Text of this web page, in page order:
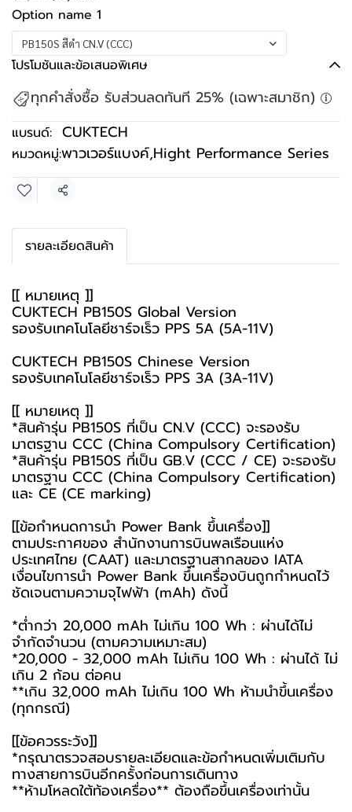
Option name 1
PB150S สีดำ CN.V (CCC)
โปรโมชันและข้อเสนอพิเศษ
ทุกคำสั่งซื้อ รับส่วนลดทันที 25% (เฉพาะสมาชิก)
แบรนด์: CUKTECH
หมวดหมู่:พาวเวอร์แบงค์,Hight Performance Series
แชร์
รายละเอียดสินค้า
[[ หมายเหตุ ]]
CUKTECH PB150S Global Version
รองรับเทคโนโลยีชาร์จเร็ว PPS 5A (5A-11V)
CUKTECH PB150S Chinese Version
รองรับเทคโนโลยีชาร์จเร็ว PPS 3A (3A-11V)
[[ หมายเหตุ ]]
*สินค้ารุ่น PB150S ที่เป็น CN.V (CCC) จะรองรับ
มาตรฐาน CCC (China Compulsory Certification)
*สินค้ารุ่น PB150S ที่เป็น GB.V (CCC / CE) จะรองรับ
มาตรฐาน CCC (China Compulsory Certification)
และ CE (CE marking)
[[ข้อกำหนดการนำ Power Bank ขึ้นเครื่อง]]
ตามประกาศของ สำนักงานการบินพลเรือนแห่ง
ประเทศไทย (CAAT) และมาตรฐานสากลของ IATA
เงื่อนไขการนำ Power Bank ขึ้นเครื่องบินถูกกำหนดไว้
ชัดเจนตามความจุไฟฟ้า (mAh) ดังนี้
*ต่ำกว่า 20,000 mAh ไม่เกิน 100 Wh : ผ่านได้ไม่
จำกัดจำนวน (ตามความเหมาะสม)
*20,000 - 32,000 mAh ไม่เกิน 100 Wh : ผ่านได้ ไม่
เกิน 2 ก้อน ต่อคน
**เกิน 32,000 mAh ไม่เกิน 100 Wh ห้ามนำขึ้นเครื่อง
(ทุกกรณี)
[[ข้อควรระวัง]]
*กรุณาตรวจสอบรายละเอียดและข้อกำหนดเพิ่มเติมกับ
ทางสายการบินอีกครั้งก่อนการเดินทาง
**ห้ามโหลดใต้ท้องเครื่อง** ต้องถือขึ้นเครื่องเท่านั้น